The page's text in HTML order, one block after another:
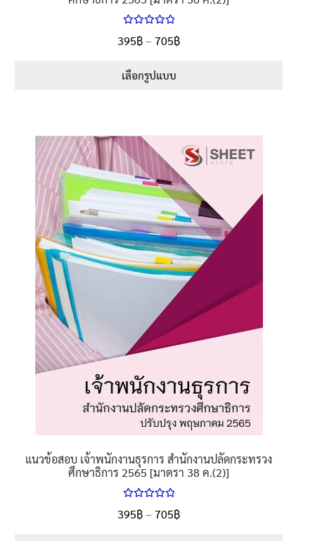
5.00
ตั้งแต่
395฿– 705฿Price
เลือกรูปแบบ
has
multiple
variants.
The
options
may
be
chosen
on
product
page
แนวข้อสอบ เจ้าพนักงานธุรการ สำนักงานปลัดกระทรวง
ศึกษาธิการ 2565 [มาตรา 38 ค.(2)]
5.00
ตั้งแต่
395฿– 705฿Price